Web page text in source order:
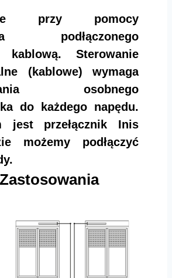
przy pomocy
podłączonego
kablową. Sterowanie
(kablowe) wymaga
osobnego
do każdego napędu.
jest przełącznik Inis
możemy podłączyć